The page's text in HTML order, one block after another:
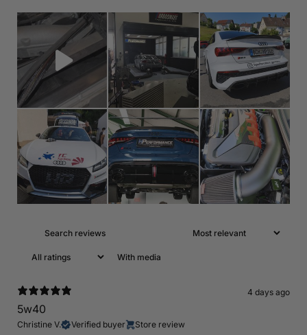
With media
4 days ago
5w40
Christine V. Verified buyer Store review